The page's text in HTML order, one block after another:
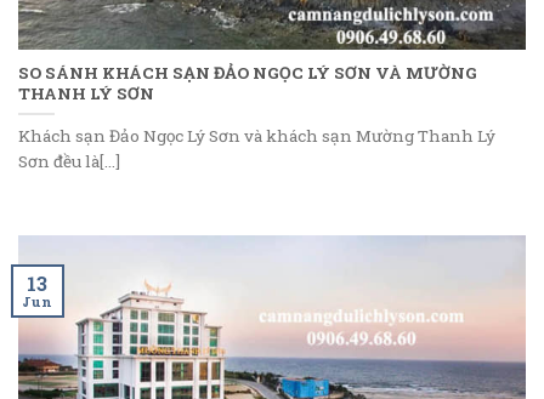
SO SÁNH KHÁCH SẠN ĐẢO NGỌC LÝ SƠN VÀ MƯỜNG
THANH LÝ SƠN
Khách sạn Đảo Ngọc Lý Sơn và khách sạn Mường Thanh Lý
Sơn đều là[...]
13
Jun